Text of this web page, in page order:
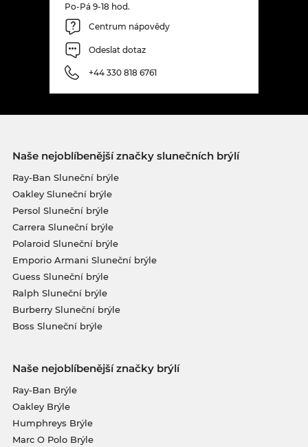
Po-Pá 9-18 hod.
Centrum nápovědy
Odeslat dotaz
+44 330 818 6761
Naše nejoblíbenější značky slunečních brýlí
Ray-Ban Sluneční brýle
Oakley Sluneční brýle
Persol Sluneční brýle
Carrera Sluneční brýle
Polaroid Sluneční brýle
Emporio Armani Sluneční brýle
Guess Sluneční brýle
Ralph Sluneční brýle
Burberry Sluneční brýle
Boss Sluneční brýle
Naše nejoblíbenější značky brýlí
Ray-Ban Brýle
Oakley Brýle
Humphreys Brýle
Marc O Polo Brýle